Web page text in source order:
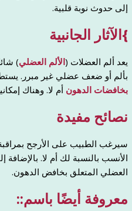
إلى حدوث نوبة قلبية.
}الآثار الجانبية
يعد ألم العضلات (الألم العضلي)
بألم أو ضعف عضلي غير مبرر.
بخافضات الدهون أم لا. وهناك
نصائح مفيدة
سيرغب الطبيب على الأرجح
الأنسب بالنسبة لك أم لا.
العضلي المتعلق بخافض الدهون.
معروفة أيضًا باسم::